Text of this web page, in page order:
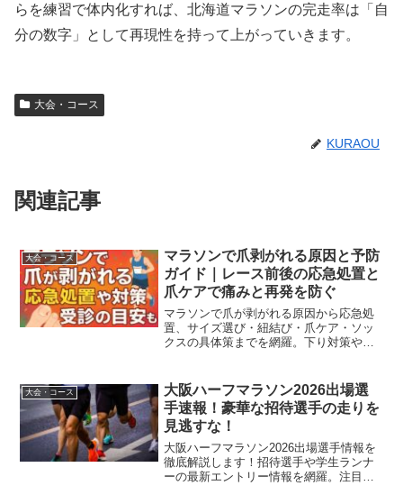
らを練習で体内化すれば、北海道マラソンの完走率は「自
分の数字」として再現性を持って上がっていきます。
大会・コース
KURAOU
関連記事
大会・コース
マラソンで爪剥がれる原因と予防
ガイド｜レース前後の応急処置と
爪ケアで痛みと再発を防ぐ
マラソンで爪が剥がれる原因から応急処
置、サイズ選び・紐結び・爪ケア・ソッ
クスの具体策までを網羅。下り対策や受
大会・コース
大阪ハーフマラソン2026出場選
手速報！豪華な招待選手の走りを
見逃すな！
大阪ハーフマラソン2026出場選手情報を
徹底解説します！招待選手や学生ランナ
ーの最新エントリー情報を網羅。注目選